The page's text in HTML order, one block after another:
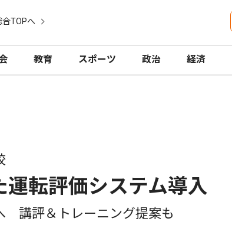
合TOPへ
教育 スポーツ 政治 経済
運転評価システム導入
講評＆トレーニング提案も